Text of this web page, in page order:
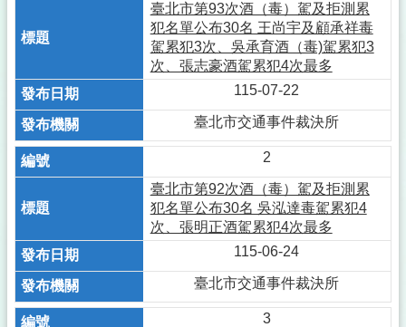
臺北市第93次酒（毒）駕及拒測累
犯名單公布30名 王尚宇及顧承祥毒
駕累犯3次、吳承育酒（毒)駕累犯3
次、張志豪酒駕累犯4次最多
115-07-22
臺北市交通事件裁決所
2
臺北市第92次酒（毒）駕及拒測累
犯名單公布30名 吳泓達毒駕累犯4
次、張明正酒駕累犯4次最多
115-06-24
臺北市交通事件裁決所
3